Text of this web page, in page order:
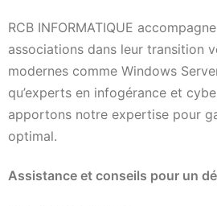
RCB INFORMATIQUE
associations dans leur transition
modernes comme Windows
qu’experts en infogérance et
apportons notre expertise pour
optimal.
Assistance et conseils pour un